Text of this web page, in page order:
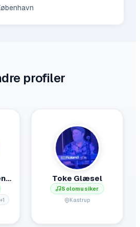
profiler
Thorbjørn Jørgensen
+1
Toke Glæsel
Solomusiker
Kastrup